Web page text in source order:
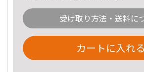
受け取り方法・送料に
カートに入れる